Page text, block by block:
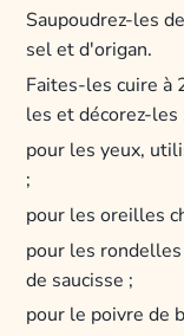
Saupoudrez-les
sel et d'origan.
Faites-les cuire à
les et décorez-les
pour les yeux,
;
pour les oreilles
pour les
de saucisse ;
pour le poivre de